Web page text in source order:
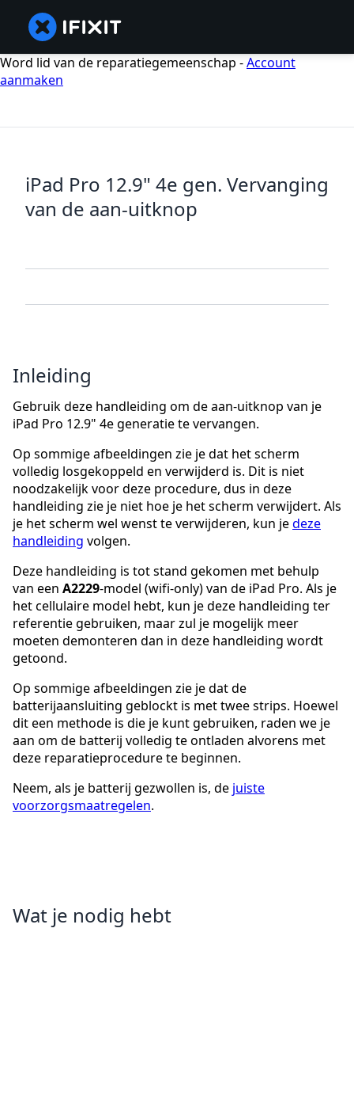
Word lid van de reparatiegemeenschap -Account
aanmaken
iPad Pro 12.9" 4e gen. Vervanging
van de aan-uitknop
Inleiding
Gebruik deze handleiding om de aan-uitknop van je
iPad Pro 12.9" 4e generatie te vervangen.
Op sommige afbeeldingen zie je dat het scherm
volledig losgekoppeld en verwijderd is. Dit is niet
noodzakelijk voor deze procedure, dus in deze
handleiding zie je niet hoe je het scherm verwijdert. Als
je het scherm wel wenst te verwijderen, kun jedeze
handleiding volgen.
Deze handleiding is tot stand gekomen met behulp
van een A2229-model (wifi-only) van de iPad Pro. Als je
het cellulaire model hebt, kun je deze handleiding ter
referentie gebruiken, maar zul je mogelijk meer
moeten demonteren dan in deze handleiding wordt
getoond.
Op sommige afbeeldingen zie je dat de
batterijaansluiting geblockt is met twee strips. Hoewel
dit een methode is die je kunt gebruiken, raden we je
aan om de batterij volledig te ontladen alvorens met
deze reparatieprocedure te beginnen.
Neem, als je batterij gezwollen is, de juiste
voorzorgsmaatregelen.
Wat je nodig hebt